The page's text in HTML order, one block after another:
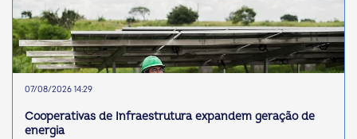
07/08/2026 14:29
Cooperativas de Infraestrutura expandem geração de
energia